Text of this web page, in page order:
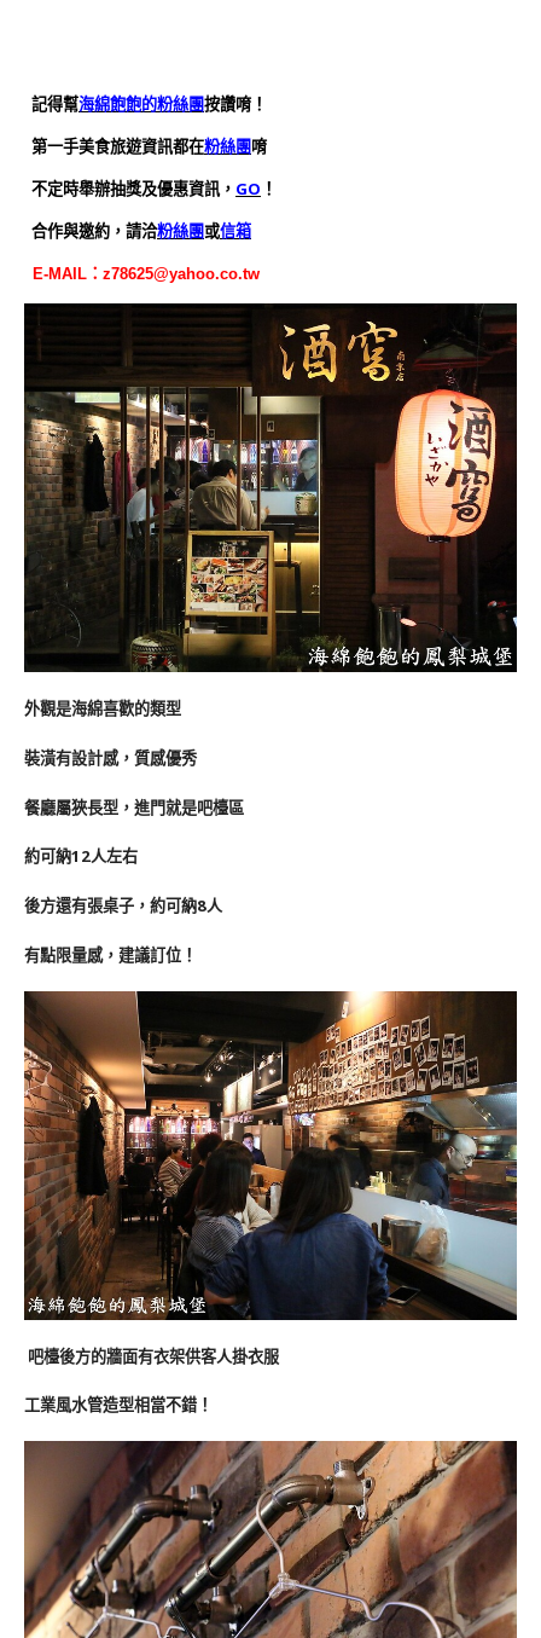
記得幫海綿飽飽的粉絲團按讚唷！
第一手美食旅遊資訊都在粉絲團唷
不定時舉辦抽獎及優惠資訊， GO ！
合作與邀約，請洽粉絲團或信箱
E-MAIL： z78625@yahoo.co.tw
外觀是海綿喜歡的類型
裝潢有設計感，質感優秀
餐廳屬狹長型，進門就是吧檯區
約可納12人左右
後方還有張桌子，約可納8人
有點限量感，建議訂位！
吧檯後方的牆面有衣架供客人掛衣服
工業風水管造型相當不錯！